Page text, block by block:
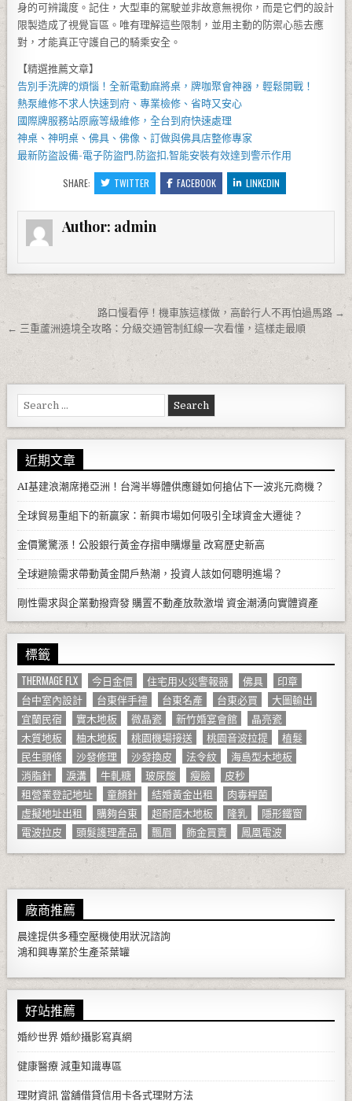
身的可辨識度。記住，大型車的駕駛並非故意無視你，而是它們的設計
限製造成了視覺盲區。唯有理解這些限制，並用主動的防禦心態去應
對，才能真正守護自己的騎乘安全。
【精選推薦文章】
告別手洗牌的煩惱！全新電動麻將桌 ，牌咖聚會神器，輕鬆開戰！
熱泵維修不求人快速到府、專業檢修、省時又安心
國際牌服務站原廠等級維修，全台到府快速處理
神桌、神明桌 、佛具 、佛像、訂做與佛具店整修專家
最新防盜設備-電子防盜門 , 防盜扣 ,智能安裝有效達到警示作用
SHARE: TWITTER FACEBOOK LINKEDIN
Author: admin
文章導覽 路口慢看停！機車族這樣做，高齡行人不再怕過馬路 →
← 三重蘆洲遶境全攻略：分級交通管制紅線一次看懂，這樣走最順
Search for:
近期文章
AI基建浪潮席捲亞洲！台灣半導體供應鏈如何搶佔下一波兆元商機？
全球貿易重組下的新贏家：新興市場如何吸引全球資金大遷徙？
金價驚驚漲！公股銀行黃金存摺申購爆量 改寫歷史新高
全球避險需求帶動黃金開戶熱潮，投資人該如何聰明進場？
剛性需求與企業動撥齊發 購置不動產放款激增 資金潮湧向實體資產
標籤
THERMAGE FLX 今日金價 住宅用火災警報器 佛具
印章
台中室內設計
台東伴手禮 台東名產 台東必買
大圖輸出
宜蘭民宿
實木地板 微晶瓷 新竹婚宴會館
晶亮瓷
木質地板
柚木地板 桃園機場接送 桃園音波拉提
植髮
民生頭條
沙發修理 沙發換皮 法令紋
海島型木地板
消脂針
淚溝 牛軋糖 玻尿酸 瘦臉
皮秒
租營業登記地址
童顏針 結婚黃金出租
肉毒桿菌
虛擬地址出租
購夠台東 超耐磨木地板 隆乳
隱形鐵窗
電波拉皮
頭髮護理產品 飄眉 飾金買賣 鳳凰電波
廠商推薦
晨達提供多種空壓機使用狀況諮詢
鴻和興專業於生產茶葉罐
好站推薦
婚紗世界 婚紗攝影寫真網
健康醫療 減重知識專區
理財資訊 當舖借貸信用卡各式理財方法